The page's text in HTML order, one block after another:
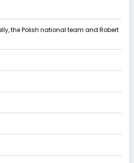
the Polish national team and Robert